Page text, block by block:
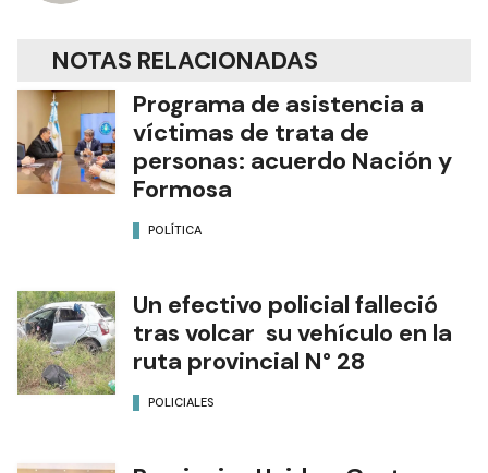
NOTAS RELACIONADAS
Programa de asistencia a
víctimas de trata de
personas: acuerdo Nación y
Formosa
POLÍTICA
Un efectivo policial falleció
tras volcar su vehículo en la
ruta provincial N° 28
POLICIALES